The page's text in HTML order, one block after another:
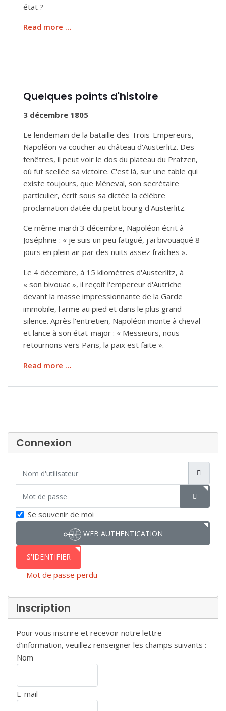
état ?
Read more …
Quelques points d'histoire
3 décembre 1805
Le lendemain de la bataille des Trois-Empereurs,
Napoléon va coucher au château d'Austerlitz. Des
fenêtres, il peut voir le dos du plateau du Pratzen,
où fut scellée sa victoire. C'est là, sur une table qui
existe toujours, que Méneval, son secrétaire
particulier, écrit sous sa dictée la célèbre
proclamation datée du petit bourg d'Austerlitz.
Ce même mardi 3 décembre, Napoléon écrit à
Joséphine : « je suis un peu fatigué, j'ai bivouaqué 8
jours en plein air par des nuits assez fraîches ».
Le 4 décembre, à 15 kilomètres d'Austerlitz, à
« son bivouac », il reçoit l'empereur d'Autriche
devant la masse impressionnante de la Garde
immobile, l'arme au pied et dans le plus grand
silence. Après l'entretien, Napoléon monte à cheval
et lance à son état-major : « Messieurs, nous
retournons vers Paris, la paix est faite ».
Read more …
Connexion
SHOW
Se souvenir de moi
WEB AUTHENTICATION
S'IDENTIFIER
Mot de passe perdu
Inscription
Pour vous inscrire et recevoir notre lettre
d’information, veuillez renseigner les champs suivants :
Nom
E-mail